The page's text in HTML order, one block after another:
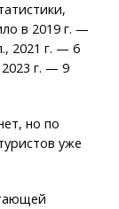
в 2019 г. —
2021 г. — 6
2023 г. — 9
но по
уже